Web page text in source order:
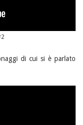
di cui si è parlato